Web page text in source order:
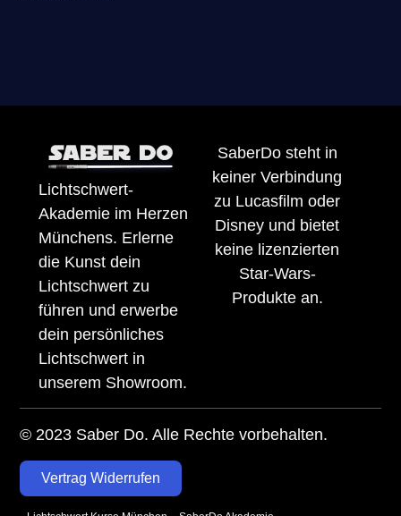
Lichtschwert-
Akademie im Herzen
Münchens. Erlerne
die Kunst dein
Lichtschwert zu
führen und erwerbe
dein persönliches
Lichtschwert in
unserem Showroom.
SaberDo steht in
keiner Verbindung
zu Lucasfilm oder
Disney und bietet
keine lizenzierten
Star-Wars-
Produkte an.
© 2023 Saber Do. Alle Rechte vorbehalten.
Vertrag Widerrufen